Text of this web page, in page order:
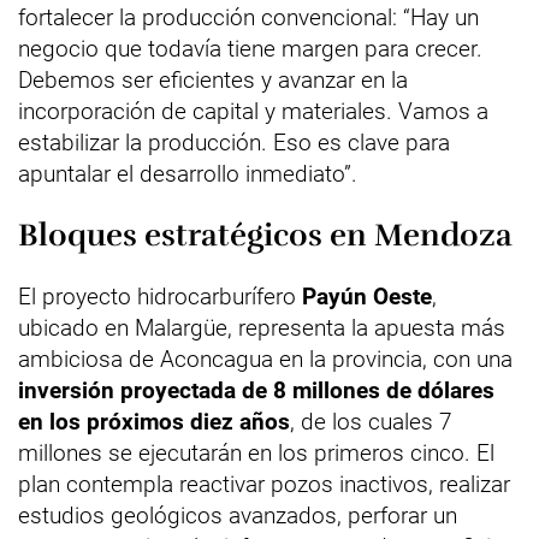
fortalecer la producción convencional: “Hay un
negocio que todavía tiene margen para crecer.
Debemos ser eficientes y avanzar en la
incorporación de capital y materiales. Vamos a
estabilizar la producción. Eso es clave para
apuntalar el desarrollo inmediato”.
Bloques estratégicos en Mendoza
El proyecto hidrocarburífero Payún Oeste,
ubicado en Malargüe, representa la apuesta más
ambiciosa de Aconcagua en la provincia, con una
inversión proyectada de 8 millones de dólares
en los próximos diez años, de los cuales 7
millones se ejecutarán en los primeros cinco. El
plan contempla reactivar pozos inactivos, realizar
estudios geológicos avanzados, perforar un